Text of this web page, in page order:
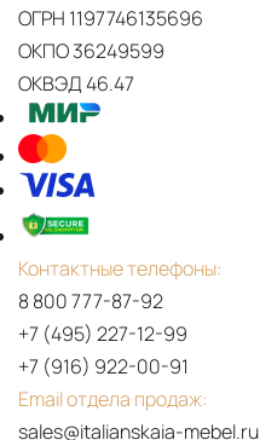
PDF
LONGHI
Blooming
2024
(it,
en,
ru,
cn)‎
ON
THE
COAST
LONGHI
YACHT
PROJECT
ISABELL
LONGHI
2024
BLOOMING
COLLECTION
BLOOMING
COLLECTION
ОГРН 1197746135696
ОКПО 36249599
ОКВЭД 46.47
Контактные телефоны:
8 800 777-87-92
+7 (495) 227-12-99
+7 (916) 922-00-91
Email отдела продаж:
sales@italianskaia-mebel.ru